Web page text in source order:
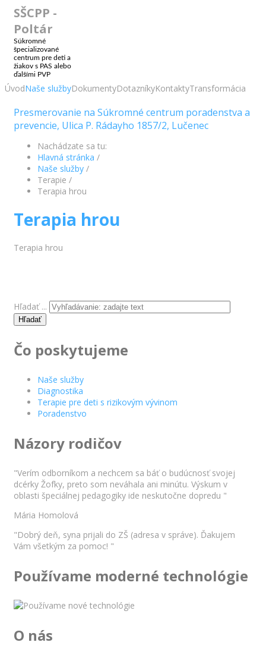
SŠCPP -
Poltár
Súkromné
špecializované
centrum pre deti a
žiakov s PAS alebo
ďalšími PVP
ÚvodNaše službyDokumentyDotazníkyKontaktyTransformácia
Presmerovanie na Súkromné centrum poradenstva a
prevencie, Ulica P. Rádayho 1857/2, Lučenec
Nachádzate sa tu:
Hlavná stránka /
Naše služby /
Terapie /
Terapia hrou
Terapia hrou
Terapia hrou
Hľadať ...
Hľadať
Čo poskytujeme
Naše služby
Diagnostika
Terapie pre deti s rizikovým vývinom
Poradenstvo
Názory rodičov
"Verím odborníkom a nechcem sa báť o budúcnosť svojej
dcérky Žofky, preto som neváhala ani minútu. Výskum v
oblasti špeciálnej pedagogiky ide neskutočne dopredu "
Mária Homolová
"Dobrý deň, syna prijali do ZŠ (adresa v správe). Ďakujem
Vám všetkým za pomoc! "
Používame moderné technológie
O nás